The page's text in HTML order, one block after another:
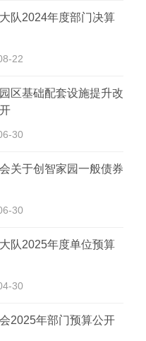
队2024年度部门决算
22
区基础配套设施提升改
30
关于创智家园一般债券
30
队2025年度单位预算
30
2025年部门预算公开